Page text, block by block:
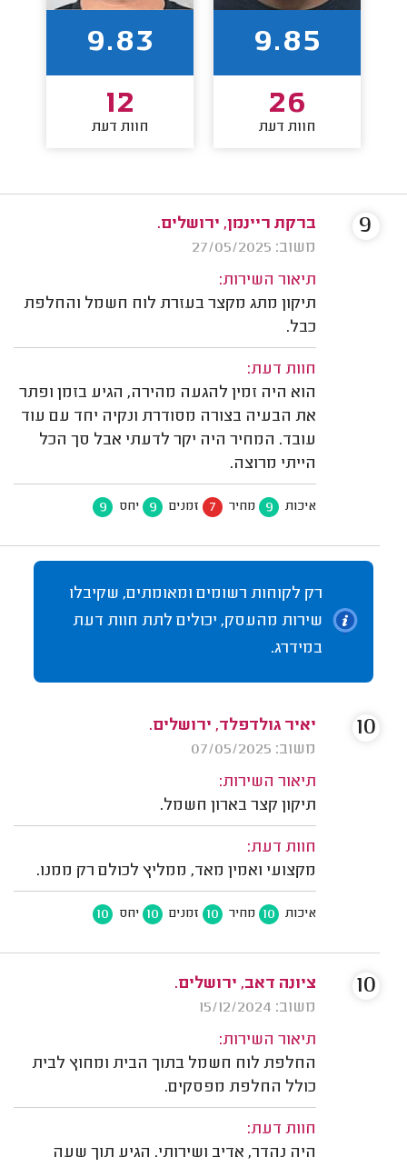
9.85
26
חוות דעת
9.83
12
חוות דעת
ברקת ריינמן, ירושלים.
משוב: 27/05/2025
תיאור השירות:
תיקון מתג מקצר בעזרת לוח חשמל והחלפת
כבל.
חוות דעת:
הוא היה זמין להגעה מהירה, הגיע בזמן ופתר
את הבעיה בצורה מסודרת ונקיה יחד עם עוד
עובד. המחיר היה יקר לדעתי אבל סך הכל
הייתי מרוצה.
איכות 9 מחיר 7 זמנים 9 יחס 9
9
רק לקוחות רשומים ומאומתים, שקיבלו
שירות מהעסק, יכולים לתת חוות דעת
במידרג.
יאיר גולדפלד, ירושלים.
משוב: 07/05/2025
תיאור השירות:
תיקון קצר בארון חשמל.
חוות דעת:
מקצועי ואמין מאד, ממליץ לכולם רק ממנו.
איכות 10 מחיר 10 זמנים 10 יחס 10
10
ציונה דאב, ירושלים.
משוב: 15/12/2024
תיאור השירות:
החלפת לוח חשמל בתוך הבית ומחוץ לבית
כולל החלפת מפסקים.
חוות דעת:
היה נהדר, אדיב ושירותי. הגיע תוך שעה
10